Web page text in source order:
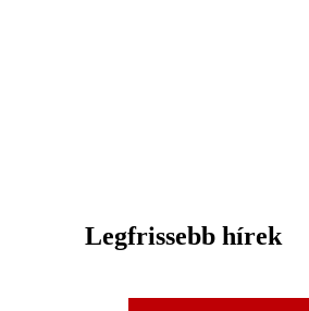
Legfrissebb hírek